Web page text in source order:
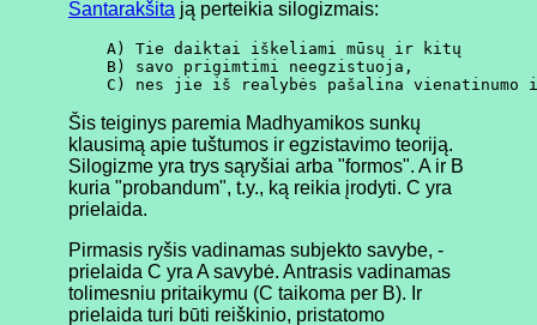
Šantarakšita ją perteikia silogizmais:
    A) Tie daiktai iškeliami mūsų ir kitų
    B) savo prigimtimi neegzistuoja,
Šis teiginys paremia Madhyamikos sunkų
klausimą apie tuštumos ir egzistavimo teoriją.
Silogizme yra trys sąryšiai arba "formos". A ir B
kuria "probandum", t.y., ką reikia įrodyti. C yra
prielaida.
Pirmasis ryšis vadinamas subjekto savybe, -
prielaida C yra A savybė. Antrasis vadinamas
tolimesniu pritaikymu (C taikoma per B). Ir
prielaida turi būti reiškinio, pristatomo